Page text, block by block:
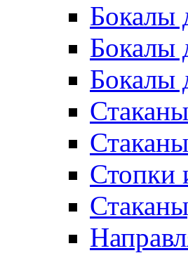
Бокалы
Бокалы
Бокалы
Стопки